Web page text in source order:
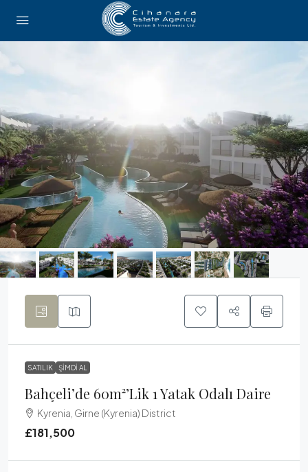
SATILIK ŞIMDI AL
Bahçeli’de 60m²’lik 1 Yatak Odalı Daire
Kyrenia, Girne (Kyrenia) District
£181,500